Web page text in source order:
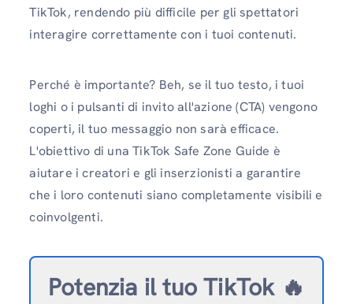
TikTok, rendendo più difficile per gli spettatori
interagire correttamente con i tuoi contenuti.
Perché è importante? Beh, se il tuo testo, i tuoi
loghi o i pulsanti di invito all'azione (CTA) vengono
coperti, il tuo messaggio non sarà efficace.
L'obiettivo di una TikTok Safe Zone Guide è
aiutare i creatori e gli inserzionisti a garantire
che i loro contenuti siano completamente visibili e
coinvolgenti.
Potenzia il tuo TikTok 🔥